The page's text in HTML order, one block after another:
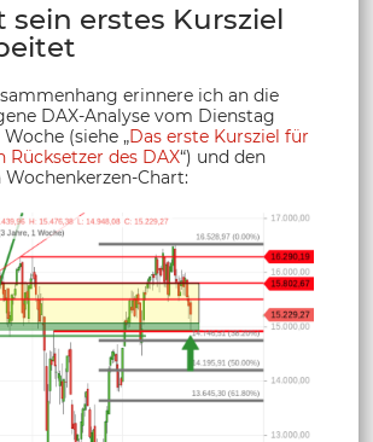
sein erstes Kursziel
erinnere ich an die
DAX-Analyse vom Dienstag
(siehe „Das erste Kursziel für
Rücksetzer des DAX“) und den
Chart: